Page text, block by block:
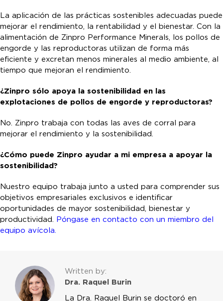
La aplicación de las prácticas sostenibles adecuadas puede
mejorar el rendimiento, la rentabilidad y el bienestar. Con la
alimentación de Zinpro Performance Minerals, los pollos de
engorde y las reproductoras utilizan de forma más
eficiente y excretan menos minerales al medio ambiente, al
tiempo que mejoran el rendimiento.
¿Zinpro sólo apoya la sostenibilidad en las
explotaciones de pollos de engorde y reproductoras?
No. Zinpro trabaja con todas las aves de corral para
mejorar el rendimiento y la sostenibilidad.
¿Cómo puede Zinpro ayudar a mi empresa a apoyar la
sostenibilidad?
Nuestro equipo trabaja junto a usted para comprender sus
objetivos empresariales exclusivos e identificar
oportunidades de mayor sostenibilidad, bienestar y
productividad. Póngase en contacto con un miembro del
equipo avícola.
Written by:
Dra. Raquel Burin
La Dra. Raquel Burin se doctoró en